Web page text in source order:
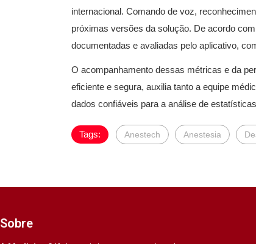
internacional. Comando de voz,
próximas versões da solução. De acordo
documentadas e avaliadas pelo aplicativo,
O acompanhamento dessas métricas e da
eficiente e segura, auxilia tanto a equipe
dados confiáveis para a análise de
Tags: Anestech Anestesia
Sobre